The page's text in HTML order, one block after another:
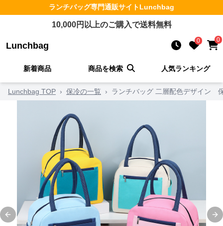
ランチバッグ専門通販サイトLunchbag
10,000円以上のご購入で送料無料
Lunchbag 0 0
新着商品 商品を検索 人気ランキング
Lunchbag TOP › 保冷の一覧 › ランチバッグ 二層配色デザイン
Previous slide